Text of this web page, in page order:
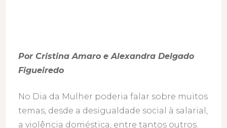
Por Cristina Amaro e Alexandra Delgado
Figueiredo
No Dia da Mulher poderia falar sobre muitos
temas, desde a desigualdade social à salarial,
a violência doméstica, entre tantos outros.